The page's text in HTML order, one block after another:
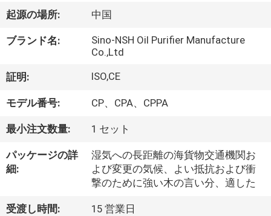
ロ
ダ
私
達
に
つ
起源の場所: 中国
ブランド名:
Sino-NSH Oil Purifier Manufacture
Co.,Ltd
証明: ISO,CE
モデル番号: CP、CPA、CPPA
最小注文数量: 1 セット
パッケージの詳
細:
湿気への長距離の海貨物交通機関お
よび変更の気候、よい抵抗および衝
撃のために強い木の言い分、適した
受渡し時間: 15 営業日